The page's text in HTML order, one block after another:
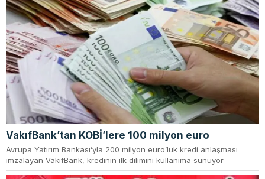
VakıfBank’tan KOBİ’lere 100 milyon euro
Avrupa Yatırım Bankası’yla 200 milyon euro’luk kredi anlaşması
imzalayan VakıfBank, kredinin ilk dilimini kullanıma sunuyor